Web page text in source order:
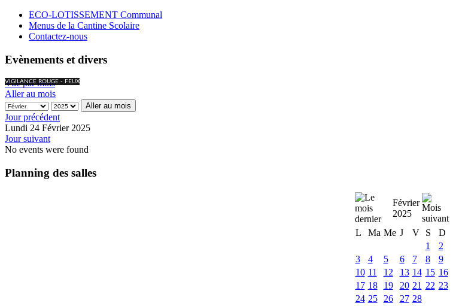
ECO-LOTISSEMENT Communal
Menus de la Cantine Scolaire
Contactez-nous
Evènements et divers
VIGILANCE ROUGE - FEUX
Vue par mois
Aller au mois
Aller au mois
Jour précédent
Lundi 24 Février 2025
Jour suivant
No events were found
Planning des salles
Février
2025
L
Ma Me J V S
D
1
2
3
4 5 6 7 8
9
10 11 12 13 14 15 16
17 18 19 20 21 22 23
24 25 26 27 28